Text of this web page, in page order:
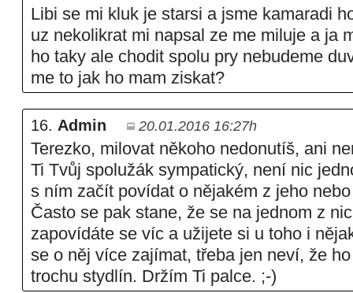
Libi se mi kluk je starsi a jsme kamaradi
uz nekolikrat mi napsal ze me miluje a ja
ho taky ale chodit spolu pry nebudeme
me to jak ho mam ziskat?
16. Admin 20.01.2016 16:27h
Terezko, milovat někoho nedonutíš, ani
Ti Tvůj spolužák sympatický, není nic
s ním začít povídat o nějakém z jeho
Často se pak stane, že se na jednom z
zapovídáte se víc a užijete si u toho i
se o něj více zajímat, třeba jen neví, že
trochu stydlín. Držím Ti palce. ;-)